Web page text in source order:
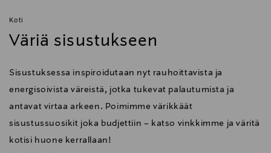
Koti
Väriä sisustukseen
Sisustuksessa inspiroidutaan nyt rauhoittavista ja
energisoivista väreistä, jotka tukevat palautumista ja
antavat virtaa arkeen. Poimimme värikkäät
sisustussuosikit joka budjettiin – katso vinkkimme ja väritä
kotisi huone kerrallaan!